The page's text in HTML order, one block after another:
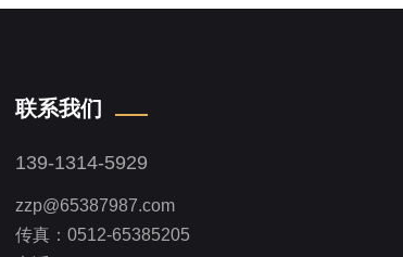
联系我们
139-1314-5929
zzp@65387987.com
传真：0512-65385205